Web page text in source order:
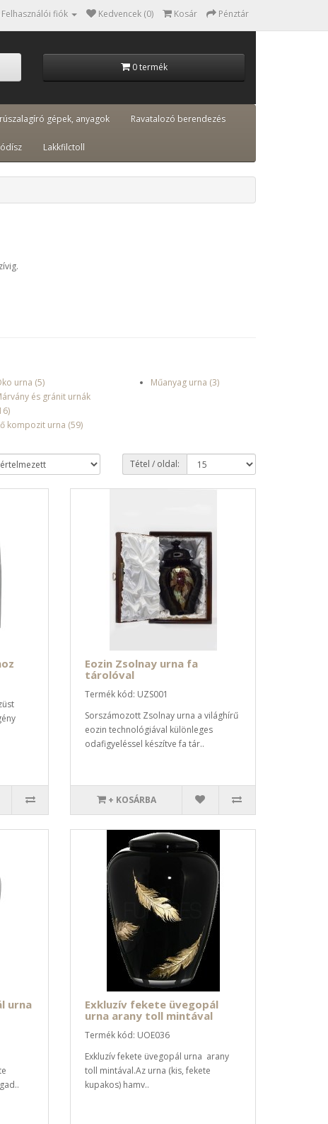
Felhasználói fiók Kedvencek (0) Kosár Pénztár
0 termék
gépek, anyagok Ravatalozó berendezés
Lakkfilctoll
urna (5)
és gránit urnák
kompozit urna (59)
Műanyag urna (3)
Tétel / oldal:
Eozin Zsolnay urna fa
tárolóval
Termék kód: UZS001
Sorszámozott Zsolnay urna a világhírű
eozin technológiával különleges
odafigyeléssel készítve fa tár..
+ KOSÁRBA
urna
Exkluzív fekete üvegopál
urna arany toll mintával
Termék kód: UOE036
Exkluzív fekete üvegopál urna arany
toll mintával.Az urna (kis, fekete
kupakos) hamv..